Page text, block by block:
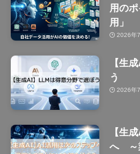
用の
用」
2026年
【生
う
2026年
【生
へ ～